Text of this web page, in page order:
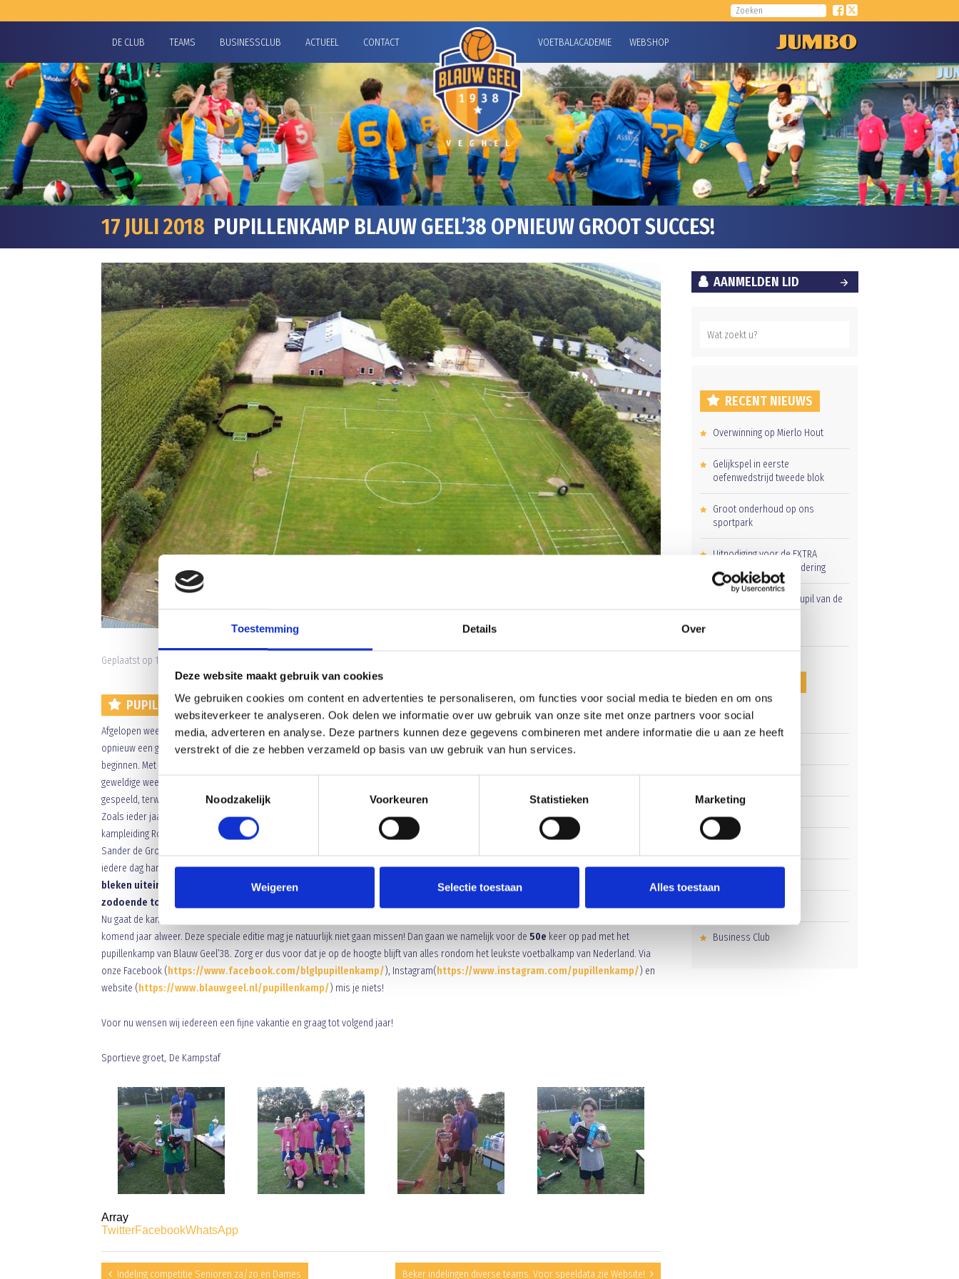
Toestemming Details Over
Deze website maakt gebruik van cookies
We gebruiken cookies om content en advertenties te personaliseren, om functies voor social media te bieden en om ons
websiteverkeer te analyseren. Ook delen we informatie over uw gebruik van onze site met onze partners voor social
media, adverteren en analyse. Deze partners kunnen deze gegevens combineren met andere informatie die u aan ze heeft
verstrekt of die ze hebben verzameld op basis van uw gebruik van hun services.
Toestemmingsselectie
Noodzakelijk
Voorkeuren Statistieken Marketing
Weigeren Selectie toestaan Alles toestaan
DE CLUB TEAMS BUSINESSCLUB ACTUEEL CONTACT VOETBALACADEMIE WEBSHOP
17 JULI 2018 PUPILLENKAMP BLAUW GEEL’38 OPNIEUW GROOT SUCCES!
Geplaatst op 17 juli 2018 • 11:21 •
PUPILLENKAMP BLAUW GEEL’38 OPNIEUW GROOT SUCCES!
Afgelopen week stond voor de49ekeer in de clubhistorie het pupillenkamp van Blauw Geel’38 op het programma. Zondag 8 juli trok
opnieuw een grote stoet auto’s vanuit Veghel naar de Willy-Hoeve in Bergeijk. Na het kampopeningsspel kon het voetbalkamp echt gaan
beginnen. Met opnieuw een prachtig kampgebouw, fantastisch weer en een enthousiaste groep deelnemers werd het wederom een
geweldige week. Klassieke kampspelen als het Ballonnenspel, Streepjesroof, het Zweeds Loopspel, Vierkamp en Atletiek werden fanatiek
gespeeld, terwijl ook nieuwe spelletjes natuurlijk voorbij kwamen in het bos en op het veld.
Zoals ieder jaar werd ook tijdens deze editie van het voetbalkamp fel gestreden om verschillende prijzen. Vrijdagavond werd door hoofd
kampleiding Robbert Mols de prijsuitreiking gepresenteerd en bleek Iran de beste ploeg van dit jaar. Amir Loubane, Thomas van de Ven,
Sander de Groot, Rijk Kanters, Maja Sklodowska, Yente Mulder en leider Jos kregen hiervoor een welverdiende beloning. Daarnaast werd
iedere dag hard gewerkt om zo hoog mogelijk te eindigen in het atletiek-klassement.Nouri Sabbahi (JO13) en Pim Metsaars (JO11)
bleken uiteindelijk de besten. Sem Janssen maakte gedurende de week de meeste strafschoppen en kroonde zich
zodoende tot winnaar van de penaltybokaal.
Nu gaat de kampleiding genieten van een welverdiende vakantie, maar de na zomer beginnen de voorbereidingen voor het voetbalkamp van
komend jaar alweer. Deze speciale editie mag je natuurlijk niet gaan missen! Dan gaan we namelijk voor de 50e keer op pad met het
pupillenkamp van Blauw Geel’38. Zorg er dus voor dat je op de hoogte blijft van alles rondom het leukste voetbalkamp van Nederland. Via
onze Facebook ( https://www.facebook.com/blglpupillenkamp/), Instagram( https://www.instagram.com/pupillenkamp/) en
website ( https://www.blauwgeel.nl/pupillenkamp/) mis je niets!
Voor nu wensen wij iedereen een fijne vakantie en graag tot volgend jaar!
Sportieve groet, De Kampstaf
Array
TwitterFacebookWhatsApp
Indeling competitie Senioren za/zo en Dames Beker indelingen diverse teams. Voor speeldata zie Website!
AANMELDEN LID
RECENT NIEUWS
Overwinning op Mierlo Hout
Gelijkspel in eerste
oefenwedstrijd tweede blok
Groot onderhoud op ons
sportpark
Uitnodiging voor de EXTRA
Algemene Ledenvergadering
Word jij de volgende Pupil van de
Week bij BlauwGeel?
Clubnieuws
Dames
Zaterdag
Business Club